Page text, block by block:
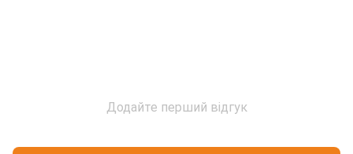
Додайте перший відгук